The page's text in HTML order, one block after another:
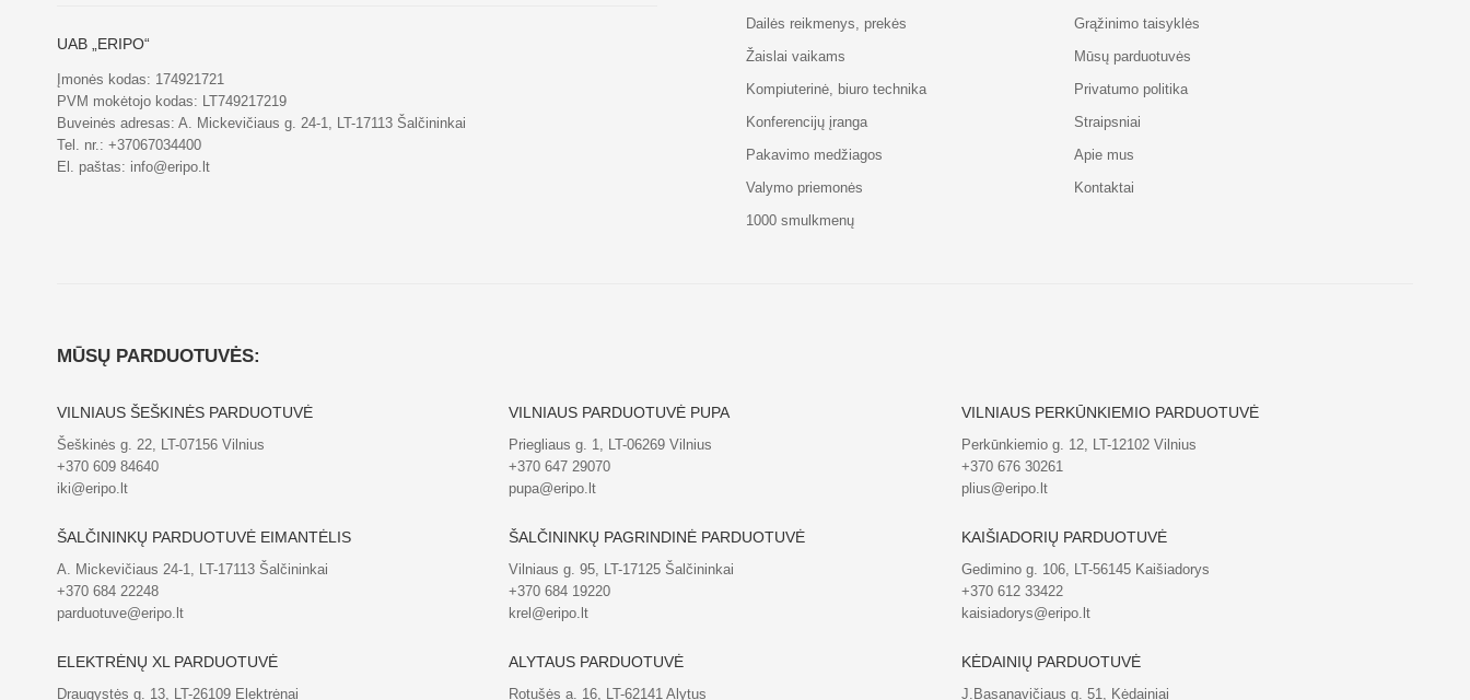
UAB „ERIPO“
Įmonės kodas: 174921721
PVM mokėtojo kodas: LT749217219
Buveinės adresas: A. Mickevičiaus g. 24-1, LT-17113 Šalčininkai
Tel. nr.: +37067034400
El. paštas: info@eripo.lt
Dailės reikmenys, prekės
Žaislai vaikams
Kompiuterinė, biuro technika
Konferencijų įranga
Pakavimo medžiagos
Valymo priemonės
1000 smulkmenų
Grąžinimo taisyklės
Mūsų parduotuvės
Privatumo politika
Straipsniai
Apie mus
Kontaktai
MŪSŲ PARDUOTUVĖS:
VILNIAUS ŠEŠKINĖS PARDUOTUVĖ
Šeškinės g. 22, LT-07156 Vilnius
+370 609 84640
iki@eripo.lt
VILNIAUS PARDUOTUVĖ PUPA
Priegliaus g. 1, LT-06269 Vilnius
+370 647 29070
pupa@eripo.lt
VILNIAUS PERKŪNKIEMIO PARDUOTUVĖ
Perkūnkiemio g. 12, LT-12102 Vilnius
+370 676 30261
plius@eripo.lt
ŠALČININKŲ PARDUOTUVĖ EIMANTĖLIS
A. Mickevičiaus 24-1, LT-17113 Šalčininkai
+370 684 22248
parduotuve@eripo.lt
ŠALČININKŲ PAGRINDINĖ PARDUOTUVĖ
Vilniaus g. 95, LT-17125 Šalčininkai
+370 684 19220
krel@eripo.lt
KAIŠIADORIŲ PARDUOTUVĖ
Gedimino g. 106, LT-56145 Kaišiadorys
+370 612 33422
kaisiadorys@eripo.lt
ELEKTRĖNŲ XL PARDUOTUVĖ
Draugystės g. 13, LT-26109 Elektrėnai
ALYTAUS PARDUOTUVĖ
Rotušės a. 16, LT-62141 Alytus
KĖDAINIŲ PARDUOTUVĖ
J.Basanavičiaus g. 51, Kėdainiai